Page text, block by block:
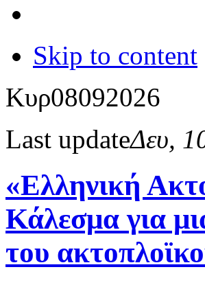
Skip to content
Κυρ08092026
Last updateΔευ,
«Ελληνική
Κάλεσμα για
του